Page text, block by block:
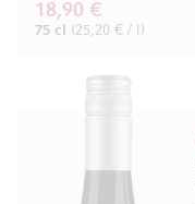
18,90 €
75 cl (25,20 € / l)